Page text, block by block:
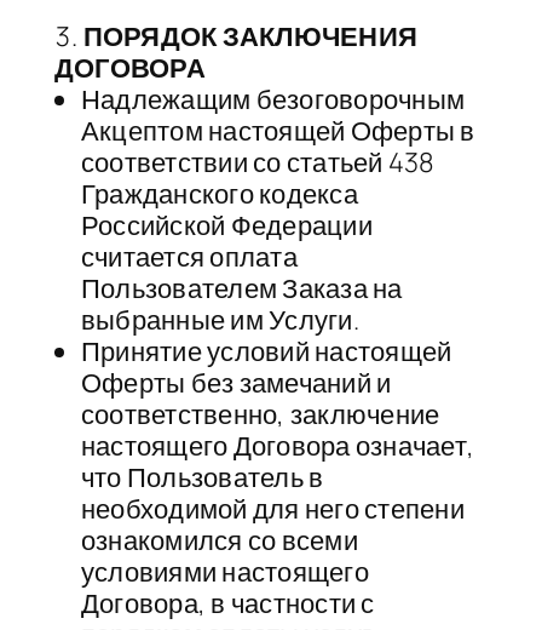
ПОРЯДОК ЗАКЛЮЧЕНИЯ
ДОГОВОРА
​Надлежащим безоговорочным
Акцептом настоящей Оферты в
соответствии со статьей 438
Гражданского кодекса
Российской Федерации
считается оплата
Пользователем Заказа на
выбранные им Услуги.
Принятие условий настоящей
Оферты без замечаний и
соответственно, заключение
настоящего Договора означает,
что Пользователь в
необходимой для него степени
ознакомился со всеми
условиями настоящего
Договора, в частности с